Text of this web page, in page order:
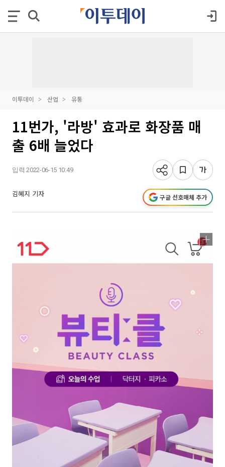
이투데이 산업 유통
11번가, '라방' 효과로 화장품 매
출 6배 늘었다
입력 2022-06-15 10:49
김혜지 기자 구글 선호매체 추가